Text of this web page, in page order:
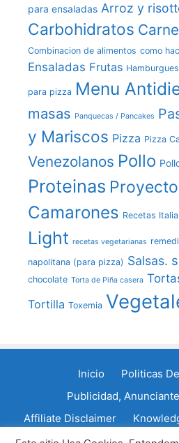
para ensaladas Arroz y
Carbohidratos
Combinacion de alimentos como
Ensaladas Frutas
para pizza Menu
masas Panquecas / Pancakes
y Mariscos Pizza Pizza
Venezolanos Pollo
Proteinas
Camarones Recetas
Light recetas vegetarianas
napolitana (para pizza) Salsas.
chocolate Torta de Piña casera
Tortilla Toxemia
Inicio
Politicas
Publicidad,
Affiliate Disclaimer